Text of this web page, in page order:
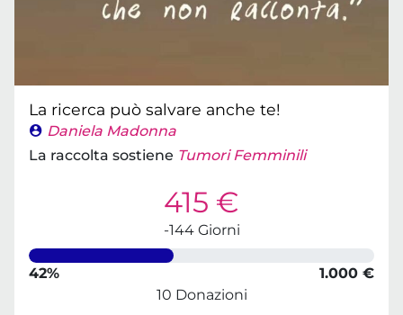
La ricerca può salvare anche te!
Daniela Madonna
La raccolta sostiene Tumori Femminili
415 €
-144 Giorni
42%
1.000 €
10 Donazioni